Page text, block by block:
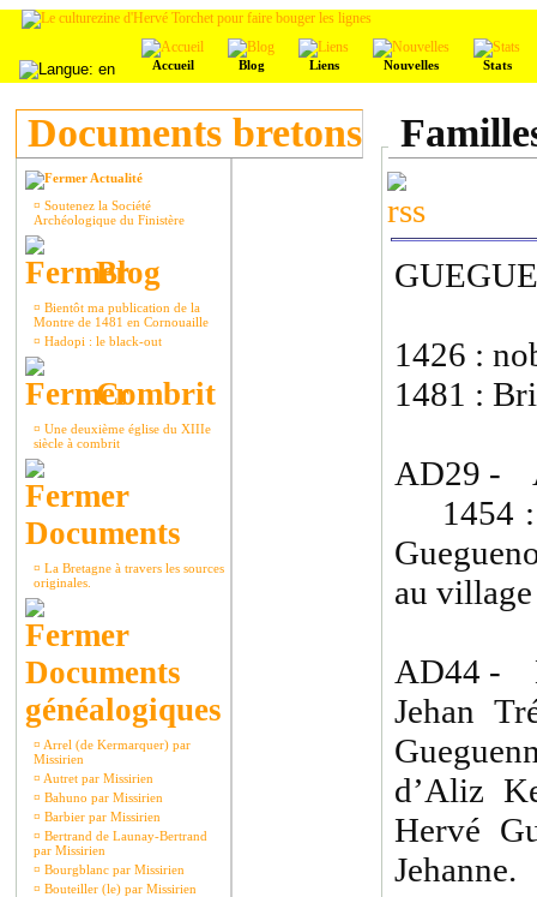
Accueil Blog Liens Nouvelles Stats
Documents bretons
Actualité
¤ Soutenez la Société
Archéologique du Finistère
Blog
¤ Bientôt ma publication de la
Montre de 1481 en Cornouaille
¤ Hadopi : le black-out
Combrit
¤ Une deuxième église du XIIIe
siècle à combrit
Documents
¤ La Bretagne à travers les sources
originales.
Documents
généalogiques
¤ Arrel (de Kermarquer) par
Missirien
¤ Autret par Missirien
¤ Bahuno par Missirien
¤ Barbier par Missirien
¤ Bertrand de Launay-Bertrand
par Missirien
¤ Bourgblanc par Missirien
¤ Bouteiller (le) par Missirien
1426 :
1481 :
AD29 -
1454 :
au
AD44 -
Jehan
d’Aliz
Hervé
Jehanne.